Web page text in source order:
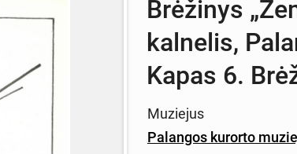
Brėžinys
kalnelis,
Kapas 6.
Muziejus
Palangos kurorto